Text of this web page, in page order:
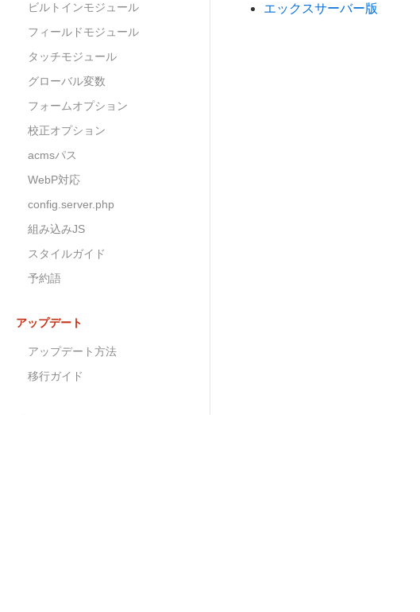
エックスサーバー版
ビルトインモジュール
フィールドモジュール
タッチモジュール
グローバル変数
フォームオプション
校正オプション
acmsパス
WebP対応
config.server.php
組み込みJS
スタイルガイド
予約語
アップデート
アップデート方法
移行ガイド